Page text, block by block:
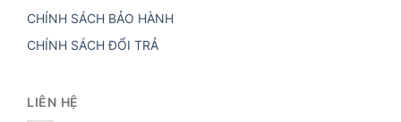
CHÍNH SÁCH BẢO HÀNH
CHÍNH SÁCH ĐỔI TRẢ
LIÊN HỆ